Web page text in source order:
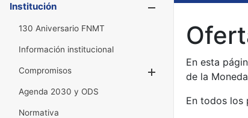
Institución
130 Aniversario FNMT
Información institucional
Compromisos
Mostrar/
Agenda 2030 y ODS
Normativa
En esta
de la
En todos los